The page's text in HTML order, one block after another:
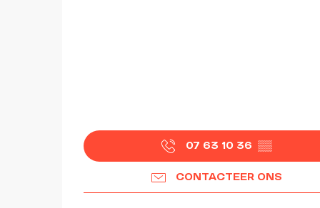
07 63 10 36 ▒▒
CONTACTEER ONS